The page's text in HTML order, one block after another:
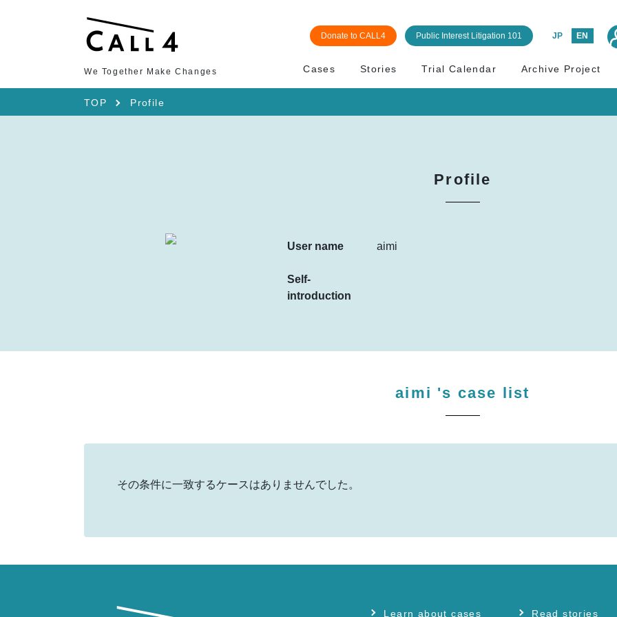
Donate to CALL4 Public Interest Litigation 101 JP EN
We Together Make Changes Cases Stories Trial Calendar Archive Project
TOP Profile
Profile
User name aimi
Self-
introduction
aimi 's case list
その条件に一致するケースはありませんでした。
Learn about cases Read stories